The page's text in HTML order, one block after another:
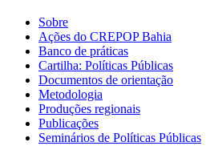
Sobre
Ações do CREPOP Bahia
Banco de práticas
Cartilha: Políticas Públicas
Documentos de orientação
Metodologia
Produções regionais
Publicações
Seminários de Políticas Públicas